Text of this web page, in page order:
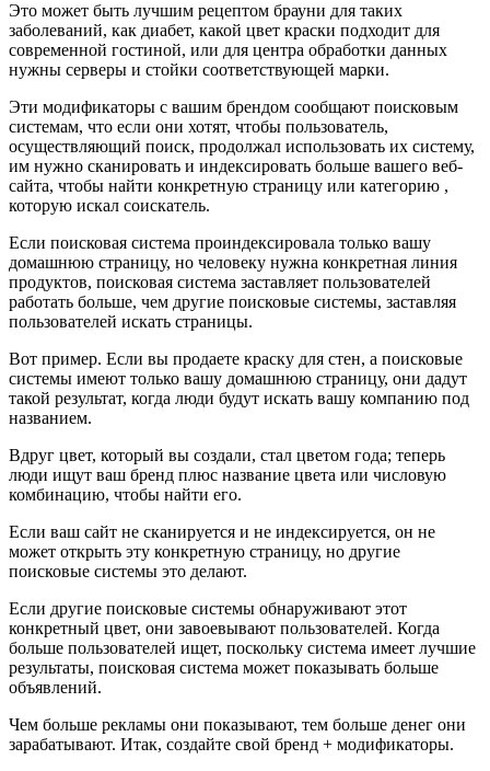
Это может быть лучшим рецептом брауни для таких
заболеваний, как диабет, какой цвет краски подходит для
современной гостиной, или для центра обработки данных
нужны серверы и стойки соответствующей марки.
Эти модификаторы с вашим брендом сообщают поисковым
системам, что если они хотят, чтобы пользователь,
осуществляющий поиск, продолжал использовать их систему,
им нужно сканировать и индексировать больше вашего веб-
сайта, чтобы найти конкретную страницу или категорию ,
которую искал соискатель.
Если поисковая система проиндексировала только вашу
домашнюю страницу, но человеку нужна конкретная линия
продуктов, поисковая система заставляет пользователей
работать больше, чем другие поисковые системы, заставляя
пользователей искать страницы.
Вот пример. Если вы продаете краску для стен, а поисковые
системы имеют только вашу домашнюю страницу, они дадут
такой результат, когда люди будут искать вашу компанию под
названием.
Вдруг цвет, который вы создали, стал цветом года; теперь
люди ищут ваш бренд плюс название цвета или числовую
комбинацию, чтобы найти его.
Если ваш сайт не сканируется и не индексируется, он не
может открыть эту конкретную страницу, но другие
поисковые системы это делают.
Если другие поисковые системы обнаруживают этот
конкретный цвет, они завоевывают пользователей. Когда
больше пользователей ищет, поскольку система имеет лучшие
результаты, поисковая система может показывать больше
объявлений.
Чем больше рекламы они показывают, тем больше денег они
зарабатывают. Итак, создайте свой бренд + модификаторы.